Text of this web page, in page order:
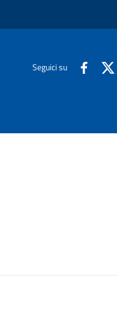
Seguici su